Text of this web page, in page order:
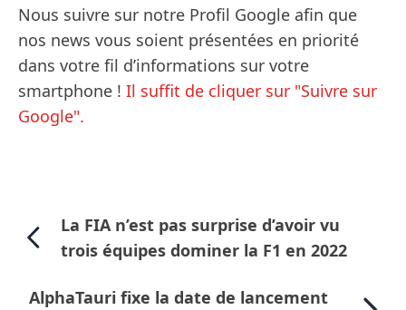
Nous suivre sur notre Profil Google afin que
nos news vous soient présentées en priorité
dans votre fil d’informations sur votre
smartphone ! Il suffit de cliquer sur "Suivre sur
Google".
La FIA n’est pas surprise d’avoir vu
trois équipes dominer la F1 en 2022
AlphaTauri fixe la date de lancement